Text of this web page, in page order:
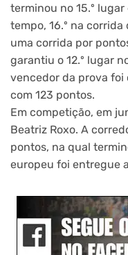
terminou no 15.º
tempo, 16.º na
uma corrida por
garantiu o 12.º lugar
vencedor da prova foi
com 123 pontos.
Em competição, em
Beatriz Roxo. A
pontos, na qual
europeu foi entregue